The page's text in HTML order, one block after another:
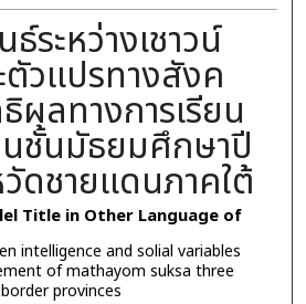
ระหว่างเชาวน์
วแปรทางสังค
ลทางการเรียน
ชั้นมัธยมศึกษาปี
ดชายแดนภาคใต้
Title in Other Language of
intelligence and solial variables
of mathayom suksa three
provinces